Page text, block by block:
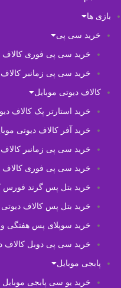
بازی ها
خرید سی پی
خرید سی پی فوری کالاف
خرید سی پی زمانبر کالاف
کالاف دیوتی موبایل
خرید استارتر پک کالاف
خرید آفر کالاف دیوتی
خرید سی پی زمانبر کالاف
خرید سی پی فوری کالاف
خرید بتل پس گرند فورس
خرید بتل پس کالاف دیوتی
خرید سوپلای پس هفتگی و
خرید سی پی دوبل کالاف
پابجی موبایل
خرید یو سی پابجی موبایل